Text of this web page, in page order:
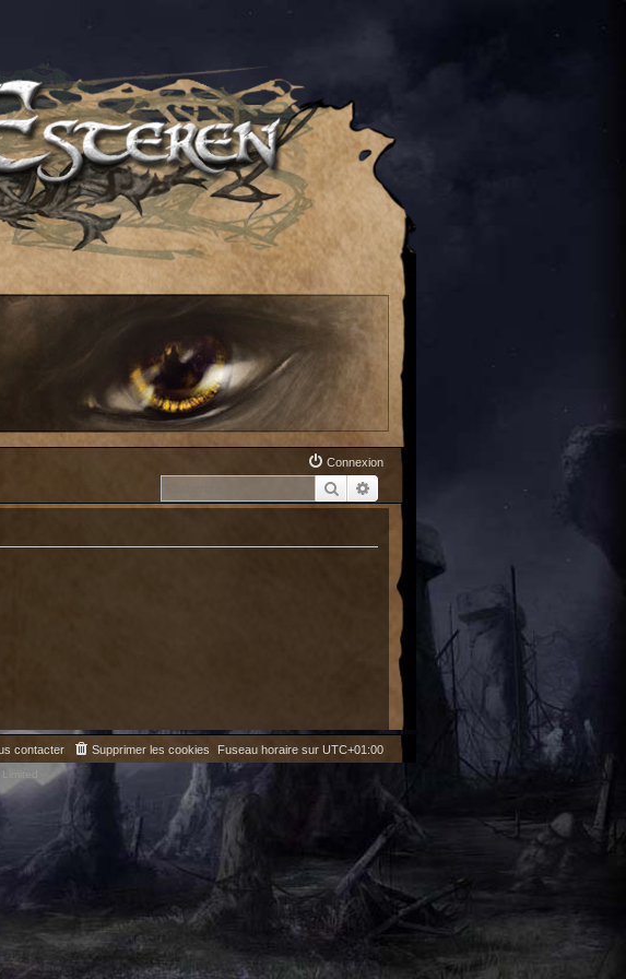
Connexion
Rechercher
Fuseau horaire sur UTC+01:00
Supprimer les cookies
contacter